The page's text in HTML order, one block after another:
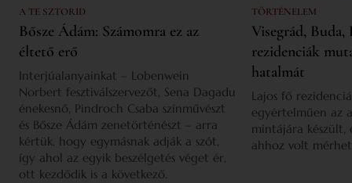
A TE SZTORID
Bősze Ádám: Számomra ez az
éltető erő
Interjúalanyainkat – Lobenwein
Norbert fesztiválszervezőt, Sena Dagadu
énekesnő, Pindroch Csaba színművészt
és Bősze Ádám zenetörténészt – arra
kértük, hogy egymásnak adják a szót,
így ahol az egyik beszélgetés véget ér,
ott kezdődik is a következő.
TÖRTÉNELEM
Visegrád,
rezidenciák
hatalmát
Lajos fő
egyértelműen az
mintájára készült,
ahhoz volt